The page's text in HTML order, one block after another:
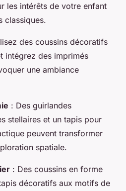
les intérêts de votre enfant
classiques.
des coussins décoratifs
intégrez des imprimés
une ambiance
: Des guirlandes
stellaires et un tapis pour
peuvent transformer
spatiale.
: Des coussins en forme
décoratifs aux motifs de